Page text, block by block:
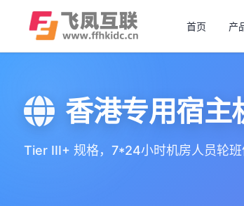
首页 产
香港专用宿主
Tier III+ 规格，7*24小时机房人员轮班